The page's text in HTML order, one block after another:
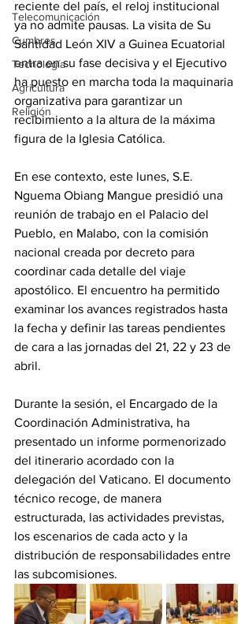
Telecomunicación
Cumbres
Tecnología
Agricultura
Religión
reciente del país, el reloj institucional
ya no admite pausas. La visita de Su
Santidad León XIV a Guinea Ecuatorial
entra en su fase decisiva y el Ejecutivo
ha puesto en marcha toda la maquinaria
organizativa para garantizar un
recibimiento a la altura de la máxima
figura de la Iglesia Católica.
En ese contexto, este lunes, S.E.
Nguema Obiang Mangue presidió una
reunión de trabajo en el Palacio del
Pueblo, en Malabo, con la comisión
nacional creada por decreto para
coordinar cada detalle del viaje
apostólico. El encuentro ha permitido
examinar los avances registrados hasta
la fecha y definir las tareas pendientes
de cara a las jornadas del 21, 22 y 23 de
abril.
Durante la sesión, el Encargado de la
Coordinación Administrativa, ha
presentado un informe pormenorizado
del itinerario acordado con la
delegación del Vaticano. El documento
técnico recoge, de manera
estructurada, las actividades previstas,
los escenarios de cada acto y la
distribución de responsabilidades entre
las subcomisiones.